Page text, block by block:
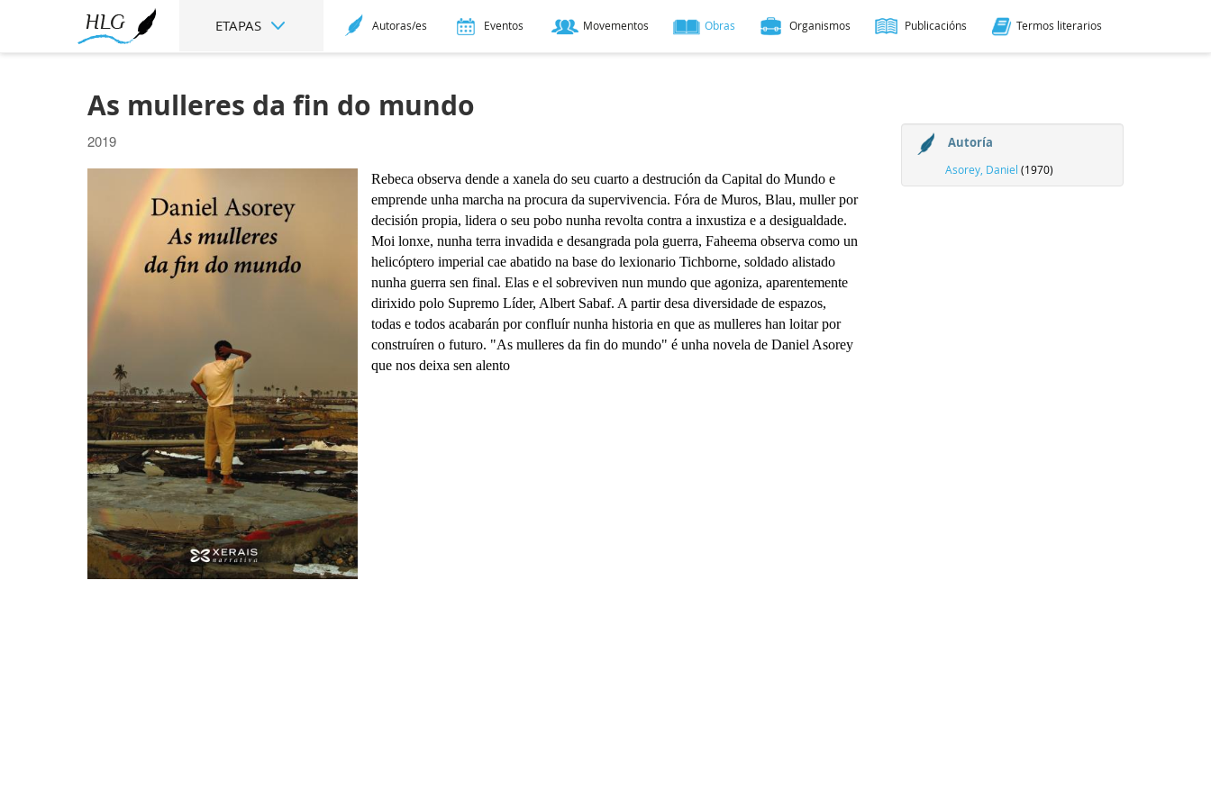
ETAPAS Autoras/es Eventos Movementos Obras Organismos Publicacións Termos literarios
As mulleres da fin do mundo
2019
Rebeca observa dende a xanela do seu cuarto a destrución da Capital do Mundo e
emprende unha marcha na procura da supervivencia. Fóra de Muros, Blau, muller por
decisión propia, lidera o seu pobo nunha revolta contra a inxustiza e a desigualdade.
Moi lonxe, nunha terra invadida e desangrada pola guerra, Faheema observa como un
helicóptero imperial cae abatido na base do lexionario Tichborne, soldado alistado
nunha guerra sen final. Elas e el sobreviven nun mundo que agoniza, aparentemente
dirixido polo Supremo Líder, Albert Sabaf. A partir desa diversidade de espazos,
todas e todos acabarán por confluír nunha historia en que as mulleres han loitar por
construíren o futuro. "As mulleres da fin do mundo" é unha novela de Daniel Asorey
que nos deixa sen alento
Autoría
Asorey, Daniel (1970)